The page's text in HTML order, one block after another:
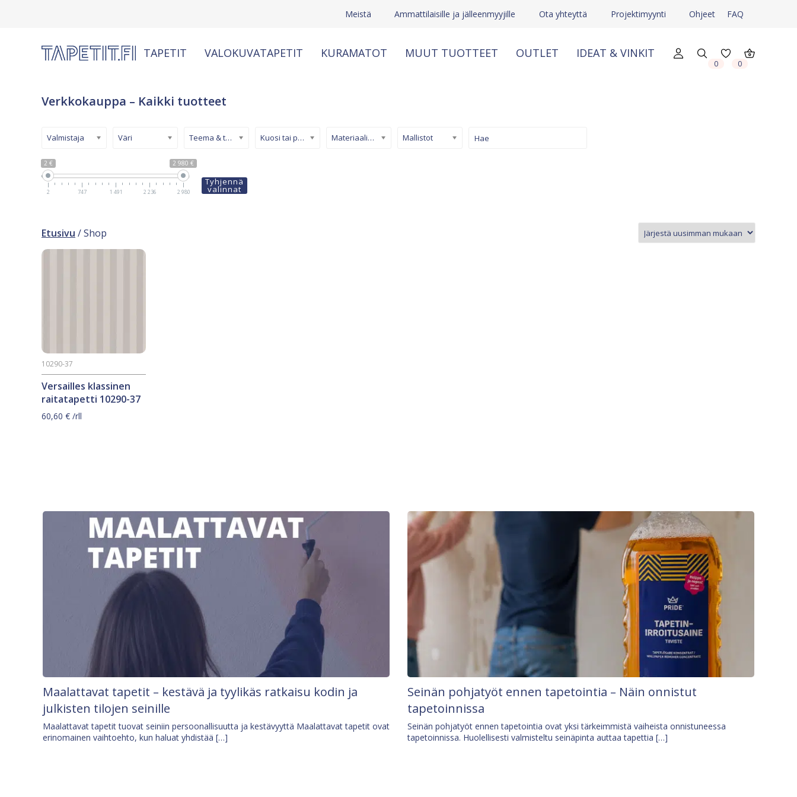
Meistä Ammattilaisille ja jälleenmyyjille Ota yhteyttä Projektimyynti Ohjeet FAQ
TAPETIT VALOKUVATAPETIT KURAMATOT MUUT TUOTTEET OUTLET IDEAT & VINKIT
0 0
Verkkokauppa – Kaikki tuotteet
2 € 2 980 €
2 747 1 491 2 236 2 980
Valmistaja Väri Teema & tyyli Kuosi tai pinta Materiaali/ tuotetyyppi Mallistot
Tyhjennä
valinnat
Etusivu / Shop
Versailles klassinen
raitatapetti 10290-37
10290-37
60,60 € /rll
Maalattavat tapetit – kestävä ja tyylikäs ratkaisu kodin ja
julkisten tilojen seinille
Maalattavat tapetit tuovat seiniin persoonallisuutta ja kestävyyttä Maalattavat tapetit ovat
erinomainen vaihtoehto, kun haluat yhdistää […]
Seinän pohjatyöt ennen tapetointia – Näin onnistut
tapetoinnissa
Seinän pohjatyöt ennen tapetointia ovat yksi tärkeimmistä vaiheista onnistuneessa
tapetoinnissa. Huolellisesti valmisteltu seinäpinta auttaa tapettia […]